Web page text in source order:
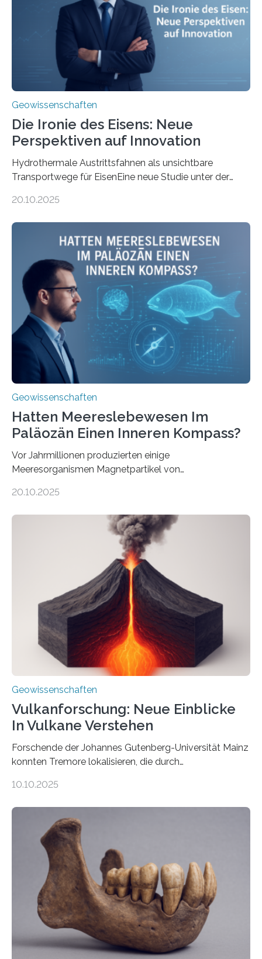
Geowissenschaften
Die Ironie des Eisens: Neue
Perspektiven auf Innovation
Hydrothermale Austrittsfahnen als unsichtbare
Transportwege für EisenEine neue Studie unter der
Umweltwissenschaften der Universität Bremen –
Meeresboden die Eisenverfügbarkeit und den globalen
Stoffkreislauf im Ozean prägen. Die Überblicksstudie
mit dem Titel „Iron’s Irony“ ist in Communications Earth
& Environment erschienen. Die Studie fasst bestehende
Forschungsergebnisse zusammen und interpretiert sie
neu, um zu erklären, wie Eisen, das aus hydrothermalen
Systemen freigesetzt wird, über ganze Ozeanbecken
transportiert werden kann. „Das…
20.10.2025
Geowissenschaften
Hatten Meereslebewesen Im
Paläozän Einen Inneren Kompass?
Vor Jahrmillionen produzierten einige
Meeresorganismen Magnetpartikel von
Sedimenten zu finden sind. Nun ist es einem
Domänen auf einem dieser „Riesenmagnetfossilien” mit
einer raffinierten Methode an der Diamond-
Röntgenquelle zu kartieren. Ihre Analyse zeigt, dass
diese Partikel es den Organismen ermöglicht haben
könnten, winzige Schwankungen sowohl in der
Richtung als auch in der Intensität des Erdmagnetfelds
wahrzunehmen. Dadurch konnten sie sich verorten und
über den Ozean navigieren. Vor einigen Jahren…
20.10.2025
Geowissenschaften
Vulkanforschung: Neue Einblicke
In Vulkane Verstehen
Forschende der Johannes Gutenberg-Universität Mainz
konnten Tremore lokalisieren, die durch
Vulkan? Was passiert in der Erde darunter? Wo
erzeugt durch Magma oder Gase, die sich durch
Schlote einen Weg nach oben bahnen? Jun.-Prof. Dr.
Miriam Christina Reiss, Vulkanseismologin an der
Johannes Gutenberg-Universität Mainz (JGU), und ihr
Team haben am Vulkan Oldoinyo Lengai in Tansania
solche Tremore lokalisiert. „Wir konnten die Tremore
nicht nur nachweisen, sondern ihren Ort in…
10.10.2025